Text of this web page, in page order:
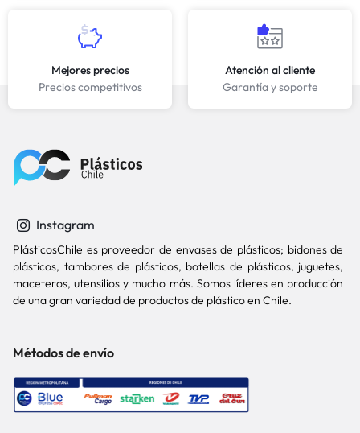
Mejores precios
Precios competitivos
Atención al cliente
Garantía y soporte
Instagram
PlásticosChile es proveedor de envases de plásticos; bidones de
plásticos, tambores de plásticos, botellas de plásticos, juguetes,
maceteros, utensilios y mucho más. Somos líderes en producción
de una gran variedad de productos de plástico en Chile.
Métodos de envío